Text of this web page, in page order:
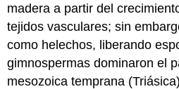
madera a partir del
tejidos vasculares; sin
como helechos, liberando
gimnospermas dominaron el
mesozoica temprana